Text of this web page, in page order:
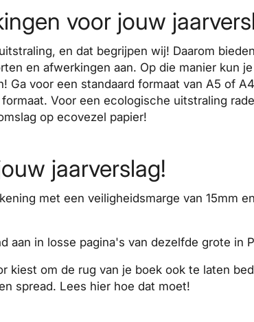
voor jouw
en dat begrijpen wij! Daarom
en afwerkingen aan. Op die manier kun
Ga voor een standaard formaat van A5 of
Voor een ecologische uitstraling
op ecovezel papier!
jaarverslag!
met een veiligheidsmarge van 15mm
aan in losse pagina's van dezelfde grote in
kiest om de rug van je boek ook te laten
spread. Lees hier hoe dat moet!